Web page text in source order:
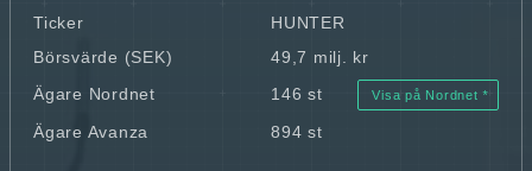
Ticker
HUNTER
Börsvärde (SEK)
49,7 milj. kr
Ägare Nordnet
146 st Visa på Nordnet
Ägare Avanza 894 st